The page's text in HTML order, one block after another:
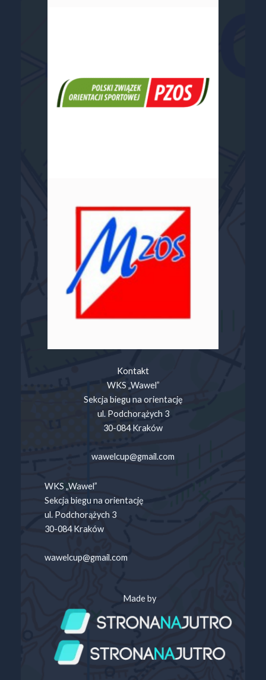
Kontakt
WKS „Wawel”
Sekcja biegu na orientację
ul. Podchorążych 3
30-084 Kraków
wawelcup@gmail.com
WKS „Wawel”
Sekcja biegu na orientację
ul. Podchorążych 3
30-084 Kraków
wawelcup@gmail.com
Made by